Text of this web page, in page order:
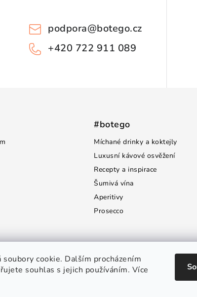
cookie. Dalším procházením
souhlas s jejich používáním. Více
podpora@botego.cz
+420 722 911 089
#botego
Míchané drinky a koktejly
Luxusní kávové osvěžení
Recepty a inspirace
Šumivá vína
Aperitivy
Prosecco